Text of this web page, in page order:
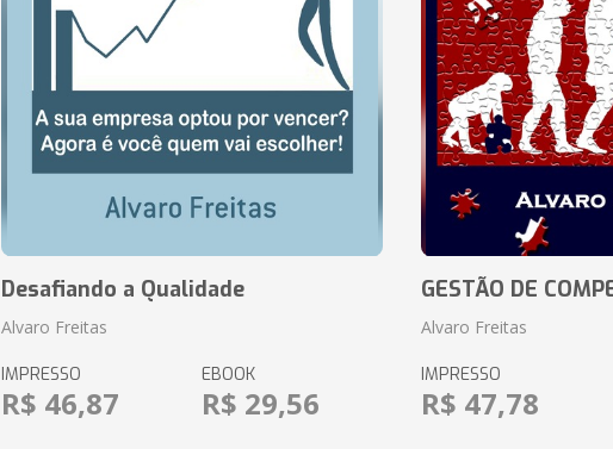
Desafiando a Qualidade
Alvaro Freitas
IMPRESSO
R$ 46,87
EBOOK
R$ 29,56
GESTÃO DE
Alvaro Freitas
IMPRESSO
R$ 47,78